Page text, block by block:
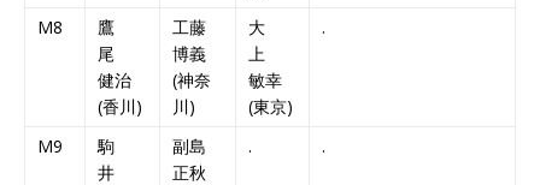
M8
鷹
尾
健治
(香川)
工藤
博義
(神奈
川)
大
上
敏幸
(東京)
.
M9
駒
井
副島
正秋
. .